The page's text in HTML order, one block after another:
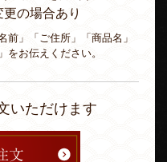
の場合あり
前」「ご住所」「商品名」
をお伝えください。
いただけます